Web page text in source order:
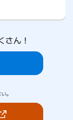
さん！
。
しいタブで開き